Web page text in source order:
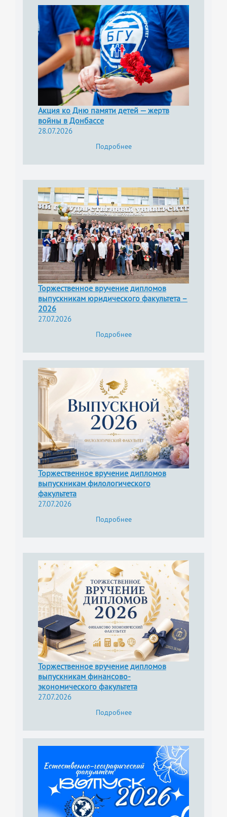
Акция ко Дню памяти детей — жертв
войны в Донбассе
28.07.2026
Подробнее
Торжественное вручение дипломов
выпускникам юридического факультета –
2026
27.07.2026
Подробнее
Торжественное вручение дипломов
выпускникам филологического
факультета
27.07.2026
Подробнее
Торжественное вручение дипломов
выпускникам финансово-
экономического факультета
27.07.2026
Подробнее